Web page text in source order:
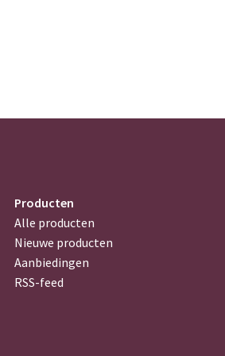
Producten
Alle producten
Nieuwe producten
Aanbiedingen
RSS-feed